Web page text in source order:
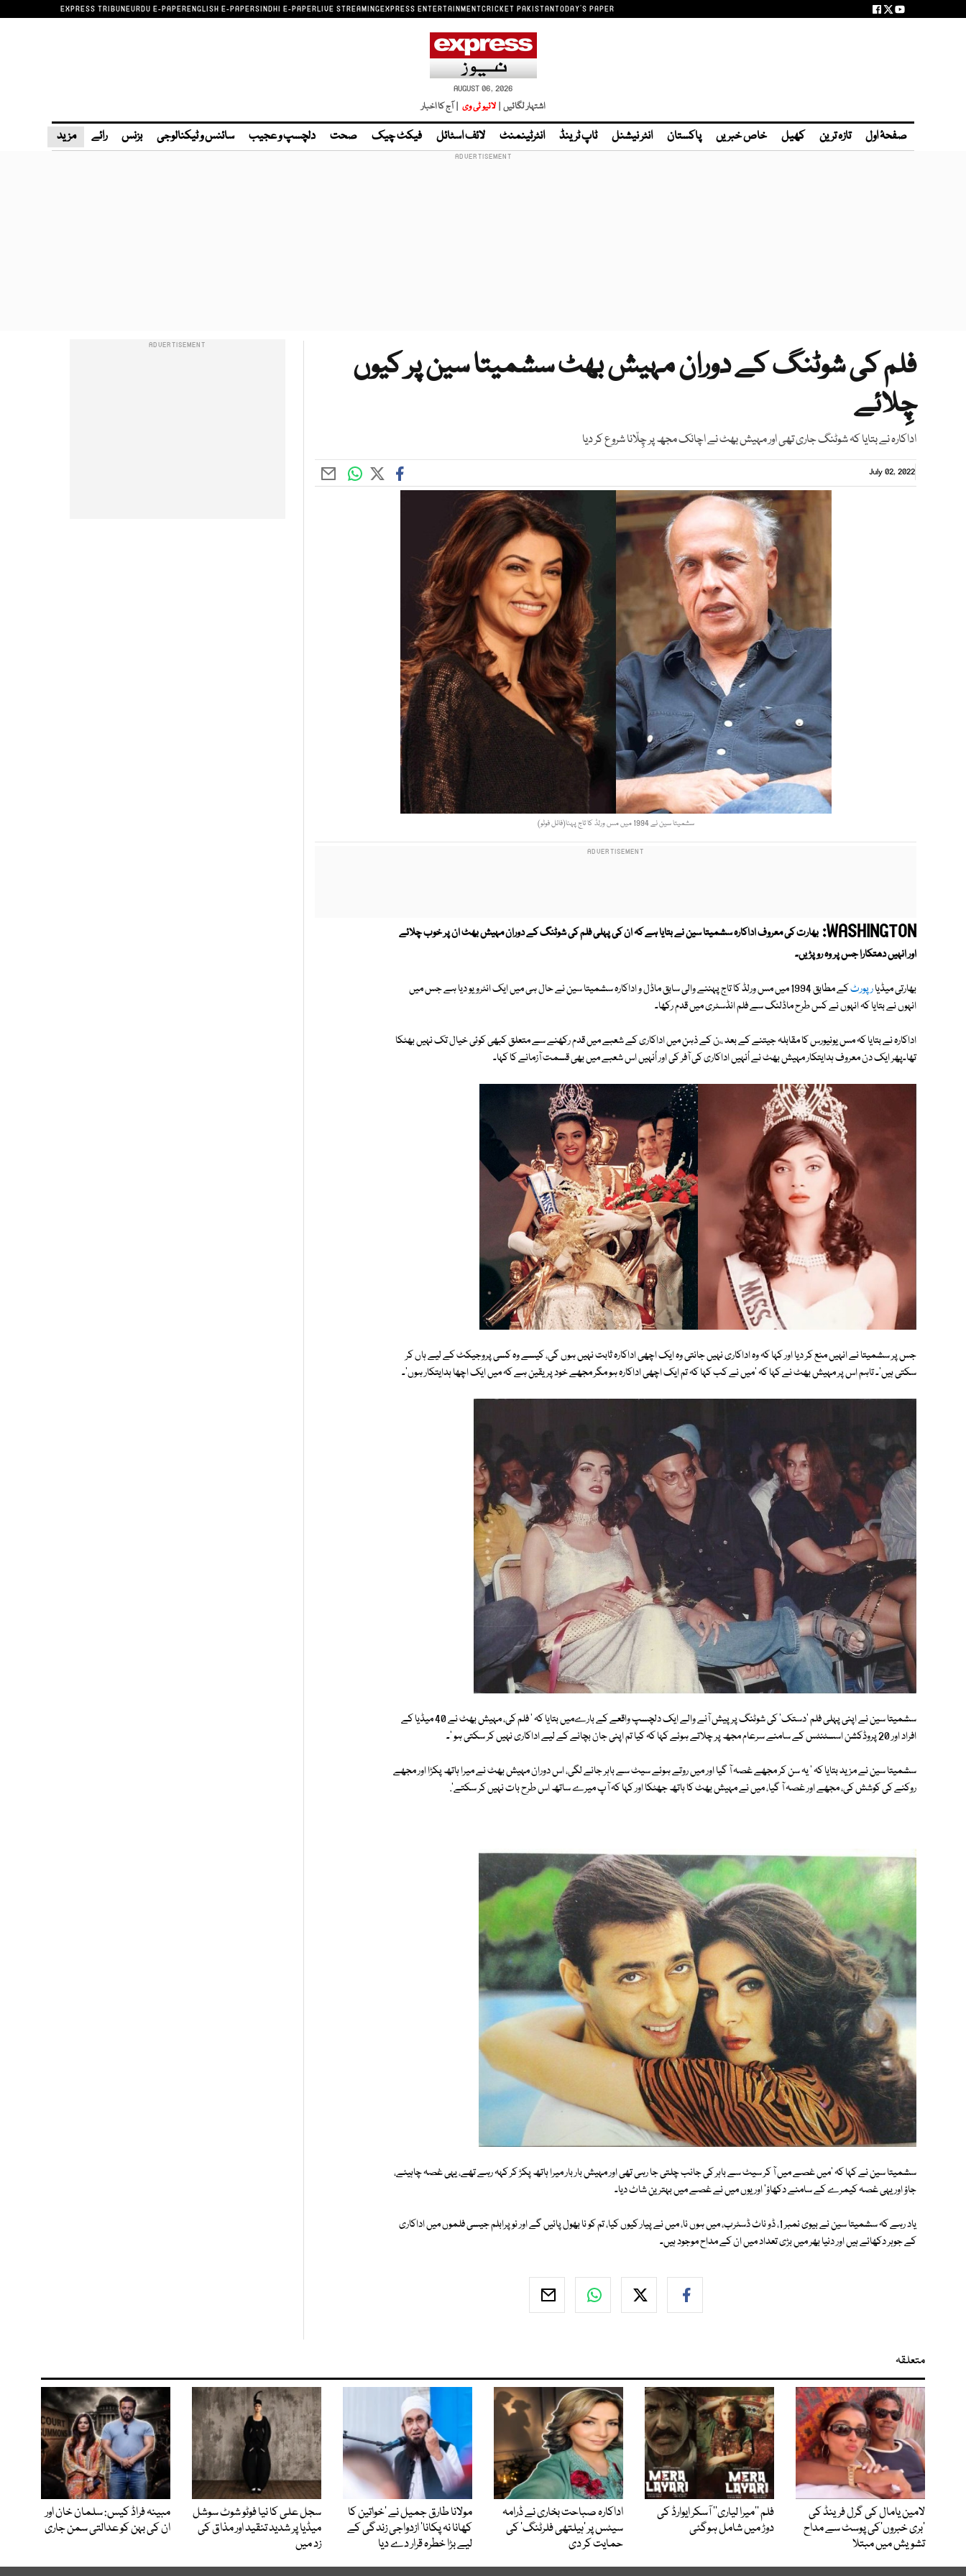
EXPRESS TRIBUNEURDU E-PAPERENGLISH E-PAPERSINDHI E-PAPERLIVE STREAMINGEXPRESS ENTERTAINMENTCRICKET PAKISTANTODAY'S PAPER
AUGUST 06, 2026
اشتہار لگائیں | لائیو ٹی وی | آج کا اخبار
صفحۂ اول تازہ ترین کھیل خاص خبریں پاکستان انٹر نیشنل ٹاپ ٹرینڈ انٹرٹینمنٹ لائف اسٹائل فیکٹ چیک صحت دلچسپ و عجیب سائنس و ٹیکنالوجی بزنس رائے مزید
فلم کی شوٹنگ کے دوران مہیش بھٹ سشمیتا سین پر کیوں
چِلائے
اداکارہ نے بتایا کہ شوٹنگ جاری تھی اور مہیش بھٹ نے اچانک مجھ پر چِلّانا شروع کر دیا
July 02, 2022
سشمیتا سین نے 1994 میں مس ورلڈ کا تاج پہنا(فائل فوٹو)
WASHINGTON: بھارت کی معروف اداکارہ سشمیتا سین نے بتایا ہے کہ ان کی پہلی فلم کی شوٹنگ کے دوران مہیش بھٹ ان پر خوب چلائے
اور انہیں دھتکارا جس پر وہ رو پڑیں۔
بھارتی میڈیارپورٹ
کے مطابق 1994 میں مس ورلڈ کا تاج پہننے والی سابق ماڈل و اداکارہ سشمیتا سین نے حال ہی میں ایک انٹرویو دیا ہے جس میں
انہوں نے بتایا کہ انہوں نے کس طرح ماڈلنگ سے فلم انڈسٹری میں قدم رکھا۔
اداکارہ نے بتایا کہ مس یونیورس کا مقابلہ جیتنے کے بعد ، ُن کے ذہن میں اداکاری کے شعبے میں قدم رکھنے سے متعلق کبھی کوئی خیال تک نہیں بھٹکا
تھا۔پھر ایک دن معروف ہدایتکار مہیش بھٹ نے اُنہیں اداکاری کی آفر کی اور اُنہیں اس شعبے میں بھی قسمت آزمانے کا کہا۔
جس پر سشمیتا نے انہیں منع کر دیا اور کہا کہ وہ اداکاری نہیں جانتی وہ ایک اچھی اداکارہ ثابت نہیں ہوں گی، کیسے وہ کسی پروجیکٹ کے لیے ہاں کر
سکتی ہیں'۔ تاہم اس پر مہیش بھٹ نے کہا کہ 'میں نے کب کہا کہ تم ایک اچھی اداکارہ ہو مگر مجھے خود پر یقین ہے کہ میں ایک اچھا ہدایتکار ہوں'۔
سشمیتا سین نے اپنی پہلی فلم 'دستک' کی شوٹنگ پر پیش آنے والے ایک دلچسپ واقعے کے بارےمیں بتایا کہ ' فلم کی، مہیش بھٹ نے 40 میڈیا کے
افراد اور 20 پروڈکشن اسسٹنٹس کے سامنے سرعام مجھ پر چلاتے ہوئے کہا کہ کیا تم اپنی جان بچانے کے لیے اداکاری نہیں کر سکتی ہو '۔
سشمیتا سین نے مزید بتایا کہ ' یہ سن کر مجھے غصہ آ گیا اور میں روتے ہوئے سیٹ سے باہر جانے لگی، اس دوران مہیش بھٹ نے میرا ہاتھ پکڑا اور مجھے
روکنے کی کوشش کی، مجھے اور غصہ آ گیا، میں نے مہیش بھٹ کا ہاتھ جھٹکا اور کہا کہ آپ میرے ساتھ اس طرح بات نہیں کر سکتے'.
سشمیتا سین نے کہا کہ 'میں غصے میں آ کر سیٹ سے باہر کی جانب چلتی جا رہی تھی اور مہیش بار بار میرا ہاتھ پکڑ کر کہہ رہے تھے، یہی غصہ چاہیئے،
جاؤ اور یہی غصہ کیمرے کے سامنے دکھاؤ' اور یوں میں نے غصے میں بہترین شاٹ دیا۔
یاد رہے کہ سشمیتا سین نے بیوی نمبر 1، ڈو ناٹ ڈسٹرب، میں ہوں نا، میں نے پیار کیوں کیا، تم کو نا بھول پائیں گے اور نو پرابلم جیسی فلموں میں اداکاری
کے جوہر دکھائے ہیں اور دنیا بھر میں بڑی تعداد میں ان کے مداح موجود ہیں۔
متعلقہ
لامین یامال کی گرل فرینڈ کی
’بری خبروں‘کی پوسٹ سے مداح
تشویش میں مبتلا
فلم ’’میرا لیاری‘‘ آسکر ایوارڈ کی
دوڑ میں شامل ہوگئی
اداکارہ صباحت بخاری نے ڈرامہ
سیٹس پر ’ہیلتھی فلرٹنگ‘ کی
حمایت کر دی
مولانا طارق جمیل نے ’خواتین کا
کھانا نہ پکانا‘ ازدواجی زندگی کے
لیے بڑا خطرہ قرار دے دیا
سجل علی کا نیا فوٹو شوٹ سوشل
میڈیا پر شدید تنقید اور مذاق کی
زد میں
مبینہ فراڈ کیس: سلمان خان اور
ان کی بہن کو عدالتی سمن جاری